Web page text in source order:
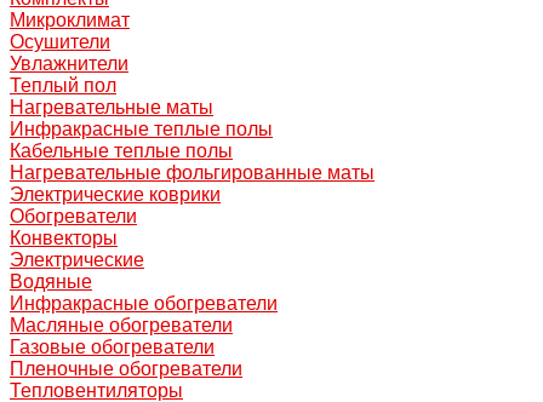
Микроклимат
Осушители
Увлажнители
Теплый пол
Нагревательные маты
Инфракрасные теплые полы
Кабельные теплые полы
Нагревательные фольгированные маты
Электрические коврики
Обогреватели
Конвекторы
Электрические
Водяные
Инфракрасные обогреватели
Масляные обогреватели
Газовые обогреватели
Пленочные обогреватели
Тепловентиляторы